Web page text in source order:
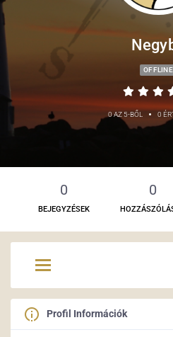
OFFLINE
0 AZ 5-BŐL • 0
0
BEJEGYZÉSEK
0
Profil Információk